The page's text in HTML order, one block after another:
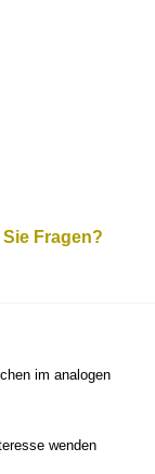
Fragen?
im analogen
wenden